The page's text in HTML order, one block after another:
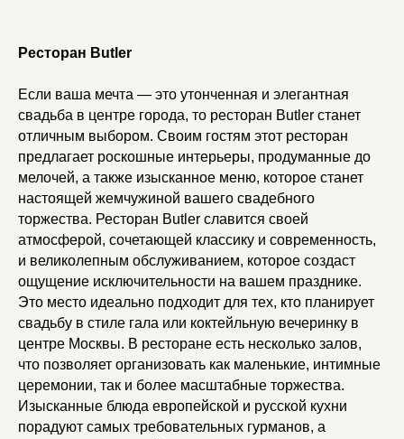
Ресторан Butler
Если ваша мечта — это утонченная и элегантная
свадьба в центре города, то ресторан Butler станет
отличным выбором. Своим гостям этот ресторан
предлагает роскошные интерьеры, продуманные до
мелочей, а также изысканное меню, которое станет
настоящей жемчужиной вашего свадебного
торжества. Ресторан Butler славится своей
атмосферой, сочетающей классику и современность,
и великолепным обслуживанием, которое создаст
ощущение исключительности на вашем празднике.
Это место идеально подходит для тех, кто планирует
свадьбу в стиле гала или коктейльную вечеринку в
центре Москвы. В ресторане есть несколько залов,
что позволяет организовать как маленькие, интимные
церемонии, так и более масштабные торжества.
Изысканные блюда европейской и русской кухни
порадуют самых требовательных гурманов, а